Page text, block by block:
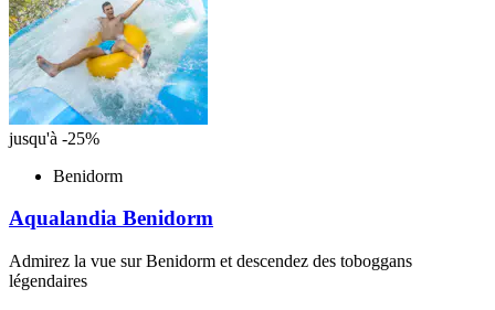
jusqu'à -25%
Benidorm
Aqualandia Benidorm
Admirez la vue sur Benidorm et descendez des toboggans
légendaires